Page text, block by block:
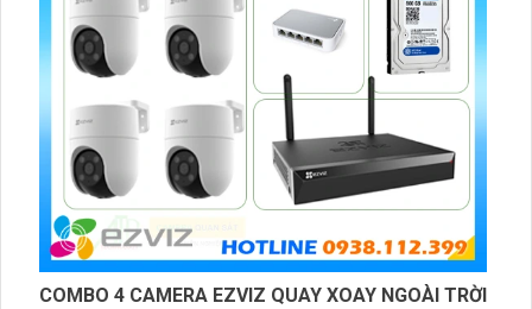
COMBO 4 CAMERA EZVIZ QUAY XOAY NGOÀI TRỜI